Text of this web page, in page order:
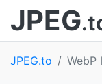
JPEG
JPEG.to WebP